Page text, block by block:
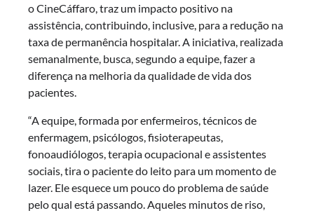
o CineCáffaro, traz um impacto positivo na
assistência, contribuindo, inclusive, para a redução na
taxa de permanência hospitalar. A iniciativa, realizada
semanalmente, busca, segundo a equipe, fazer a
diferença na melhoria da qualidade de vida dos
pacientes.
“A equipe, formada por enfermeiros, técnicos de
enfermagem, psicólogos, fisioterapeutas,
fonoaudiólogos, terapia ocupacional e assistentes
sociais, tira o paciente do leito para um momento de
lazer. Ele esquece um pouco do problema de saúde
pelo qual está passando. Aqueles minutos de riso,